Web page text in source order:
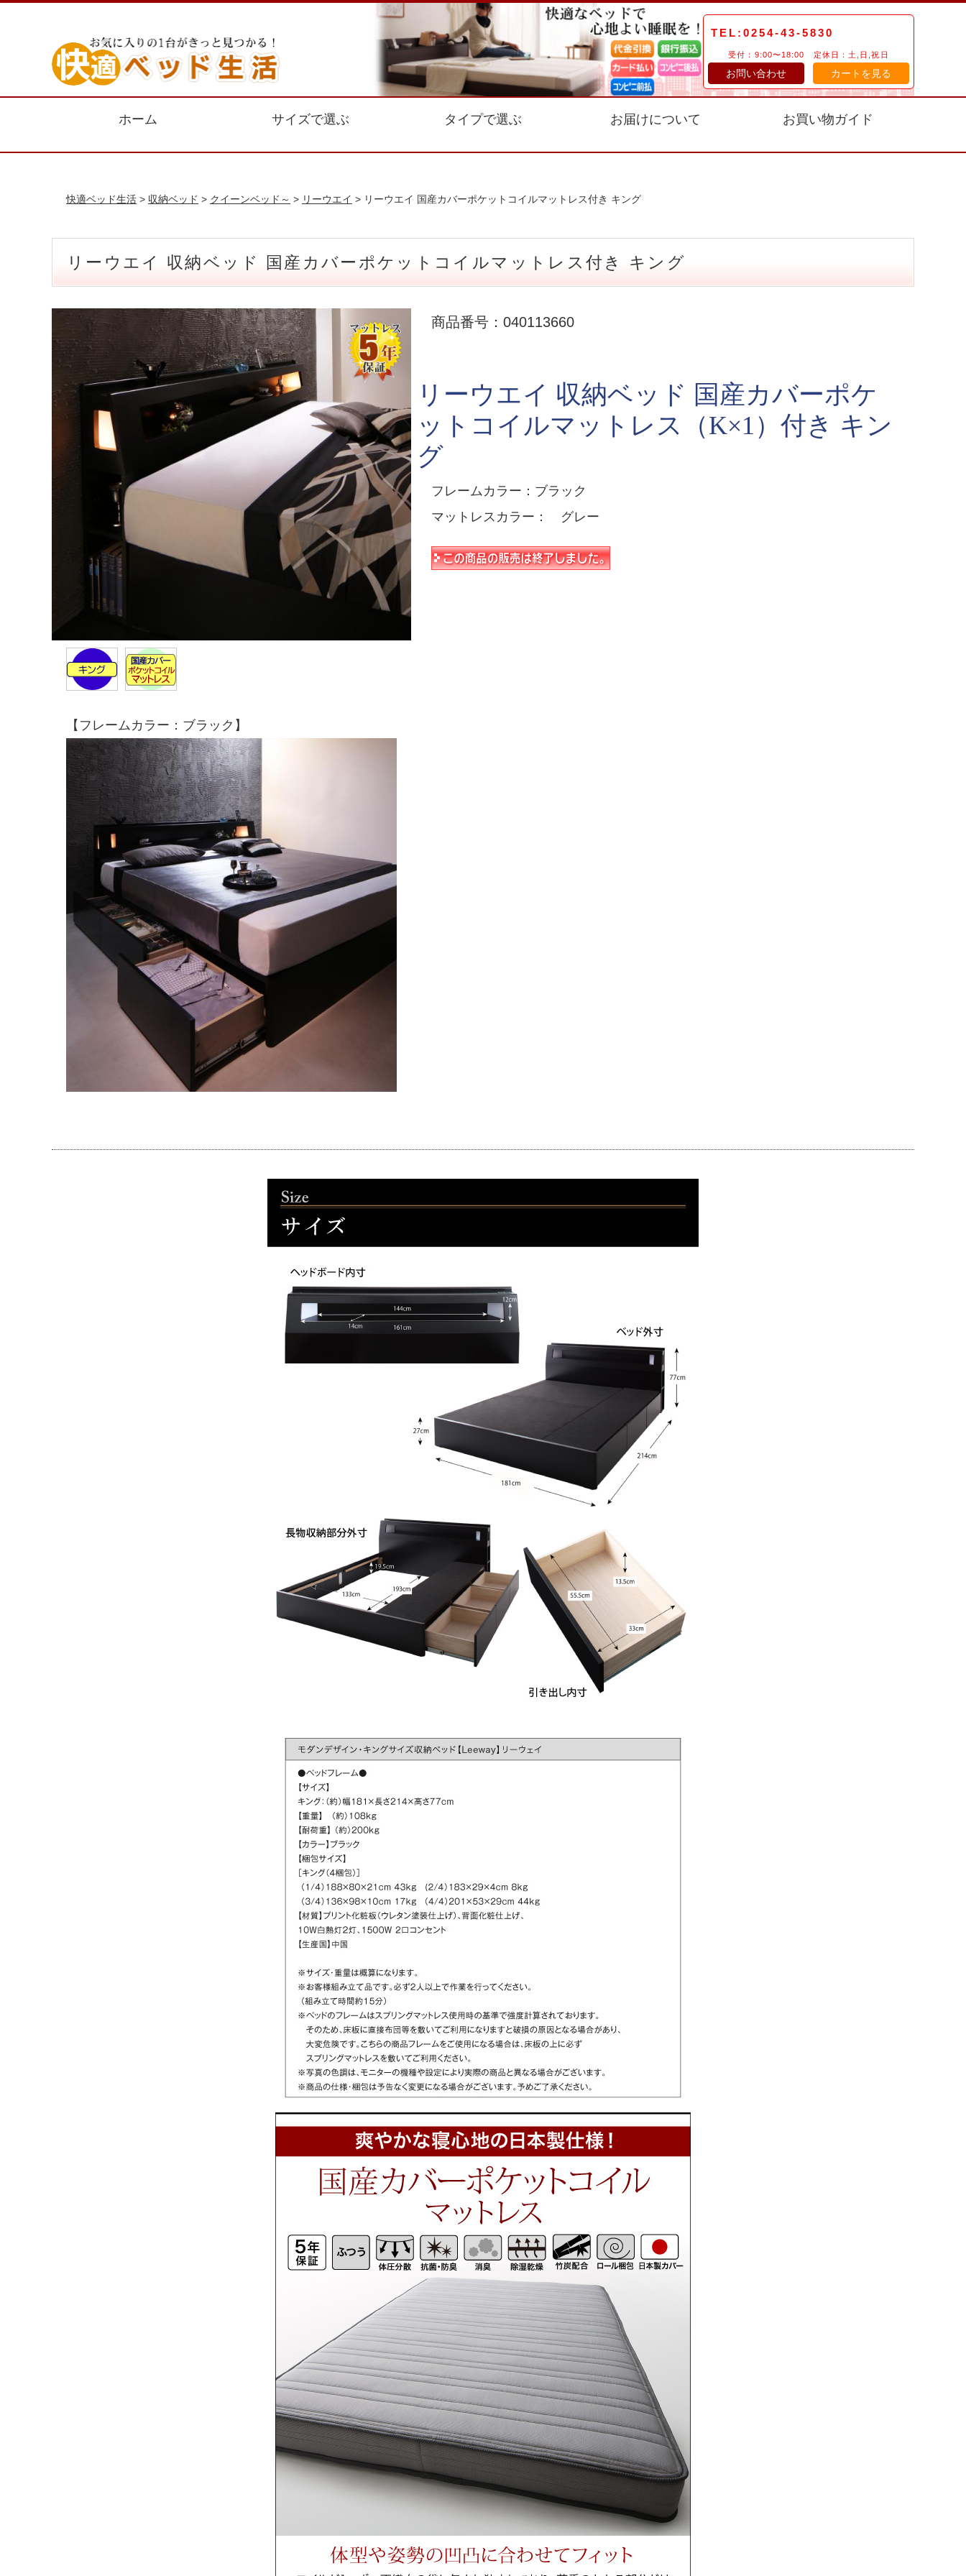
TEL:0254-43-5830
受付：9:00〜18:00 定休日：土,日,祝日
お問い合わせ カートを見る
ホーム サイズで選ぶ タイプで選ぶ お届けについて お買い物ガイド
快適ベッド生活 > 収納ベッド > クイーンベッド～ > リーウエイ > リーウエイ 国産カバーポケットコイルマットレス付き キング
リーウエイ 収納ベッド 国産カバーポケットコイルマットレス付き キング
【フレームカラー：ブラック】
商品番号：040113660
リーウエイ 収納ベッド 国産カバーポケ
ットコイルマットレス（K×1）付き キン
グ
フレームカラー：ブラック
マットレスカラー： グレー